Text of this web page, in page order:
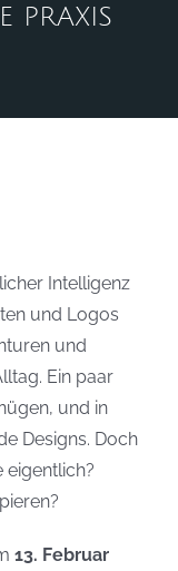
PRAXIS
Intelligenz
und Logos
und
Ein paar
und in
Designs. Doch
eigentlich?
13. Februar